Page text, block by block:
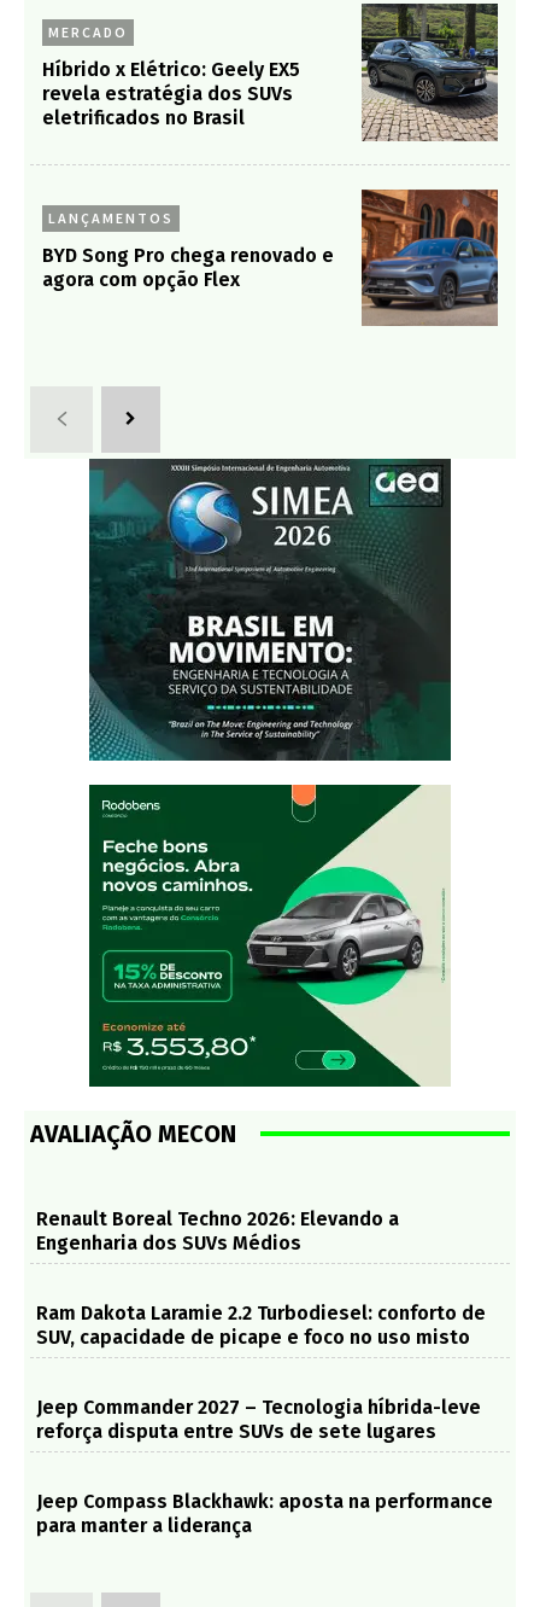
MERCADO
Híbrido x Elétrico: Geely EX5
revela estratégia dos SUVs
eletrificados no Brasil
LANÇAMENTOS
BYD Song Pro chega renovado e
agora com opção Flex
AVALIAÇÃO MECON
Renault Boreal Techno 2026: Elevando a
Engenharia dos SUVs Médios
Ram Dakota Laramie 2.2 Turbodiesel: conforto de
SUV, capacidade de picape e foco no uso misto
Jeep Commander 2027 – Tecnologia híbrida-leve
reforça disputa entre SUVs de sete lugares
Jeep Compass Blackhawk: aposta na performance
para manter a liderança